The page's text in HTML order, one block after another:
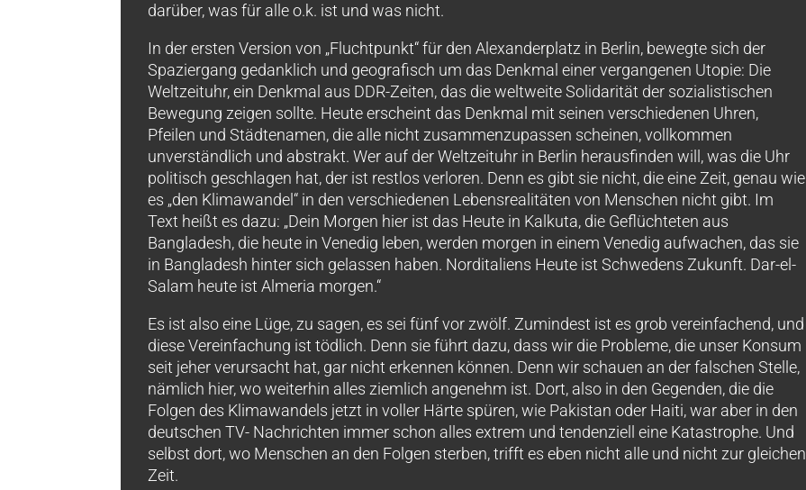
darüber, was für alle o.k. ist und was nicht.
In der ersten Version von „Fluchtpunkt“ für den Alexanderplatz in Berlin, bewegte sich der
Spaziergang gedanklich und geografisch um das Denkmal einer vergangenen Utopie: Die
Weltzeituhr, ein Denkmal aus DDR-Zeiten, das die weltweite Solidarität der sozialistischen
Bewegung zeigen sollte. Heute erscheint das Denkmal mit seinen verschiedenen Uhren,
Pfeilen und Städtenamen, die alle nicht zusammenzupassen scheinen, vollkommen
unverständlich und abstrakt. Wer auf der Weltzeituhr in Berlin herausfinden will, was die Uhr
politisch geschlagen hat, der ist restlos verloren. Denn es gibt sie nicht, die eine Zeit, genau wie
es „den Klimawandel“ in den verschiedenen Lebensrealitäten von Menschen nicht gibt. Im
Text heißt es dazu: „Dein Morgen hier ist das Heute in Kalkuta, die Geflüchteten aus
Bangladesh, die heute in Venedig leben, werden morgen in einem Venedig aufwachen, das sie
in Bangladesh hinter sich gelassen haben. Norditaliens Heute ist Schwedens Zukunft. Dar-el-
Salam heute ist Almeria morgen.“
Es ist also eine Lüge, zu sagen, es sei fünf vor zwölf. Zumindest ist es grob vereinfachend, und
diese Vereinfachung ist tödlich. Denn sie führt dazu, dass wir die Probleme, die unser Konsum
seit jeher verursacht hat, gar nicht erkennen können. Denn wir schauen an der falschen Stelle,
nämlich hier, wo weiterhin alles ziemlich angenehm ist. Dort, also in den Gegenden, die die
Folgen des Klimawandels jetzt in voller Härte spüren, wie Pakistan oder Haiti, war aber in den
deutschen TV- Nachrichten immer schon alles extrem und tendenziell eine Katastrophe. Und
selbst dort, wo Menschen an den Folgen sterben, trifft es eben nicht alle und nicht zur gleichen
Zeit.